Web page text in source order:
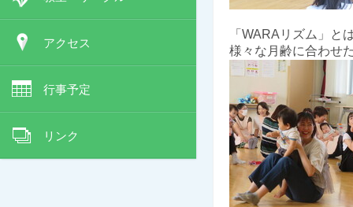
アクセス
行事予定
リンク
「WARAリズム」と
様々な月齢に合わせ